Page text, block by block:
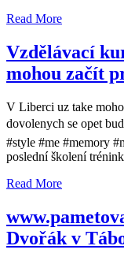
Read More
Vzdělávací
mohou začít
V Liberci uz take
dovolenych se opet
#style #me #memory
poslední školení
Read More
Dvořák v